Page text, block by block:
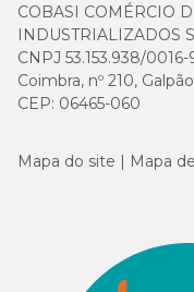
COBASI COMÉRCIO
INDUSTRIALIZADOS
CNPJ 53.153.938/
Coimbra, nº 210,
CEP: 06465-060
Mapa do site Mapa